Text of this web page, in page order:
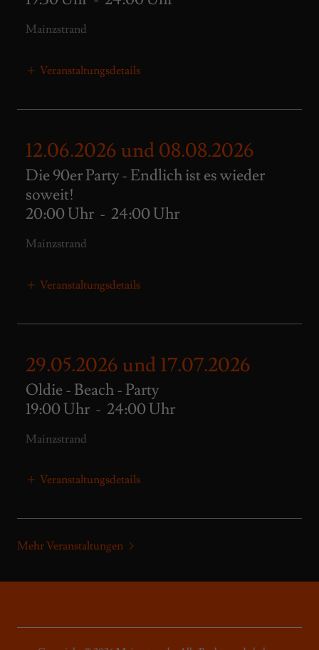
Mainzstrand
Veranstaltungsdetails
12.06.2026 und 08.08.2026
Die 90er Party - Endlich ist es wieder
soweit!
20:00 Uhr - 24:00 Uhr
Mainzstrand
Veranstaltungsdetails
29.05.2026 und 17.07.2026
Oldie - Beach - Party
19:00 Uhr - 24:00 Uhr
Mainzstrand
Veranstaltungsdetails
Mehr Veranstaltungen